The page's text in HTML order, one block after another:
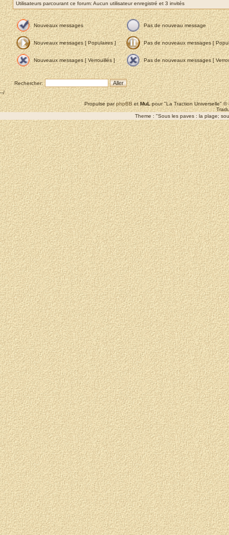
Utilisateurs parcourant ce forum: Aucun utilisateur enregistré et 3 invités
Nouveaux messages Pas de nouveau message
Nouveaux messages [ Populaires ] Pas de nouveaux messages [
Nouveaux messages [ Verrouillés ] Pas de nouveaux messages [
Rechercher:
--/
Propulse parphpBBetMuLpour "La Traction Universelle"
Theme : "Sous les paves : la plage;